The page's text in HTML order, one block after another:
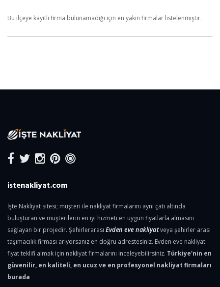
Bu ilçeye kayıtlı firma bulunamadığı için en yakın firmalar listelenmiştir.
istenakliyat.com
İşte Nakliyat sitesi; müşteri ile nakliyat firmalarını aynı çatı altında
buluşturan ve müşterilerin en iyi hizmeti en uygun fiyatlarla almasını
sağlayan bir projedir. Şehirlerarası Evden eve nakliyatveya şehirler arası
taşımacılık firması arıyorsanız en doğru adrestesiniz. Evden eve nakliyat
fiyat teklifi almak için nakliyat firmalarını inceleyebilirsiniz. Türkiye'nin en
güvenilir, en kaliteli, en ucuz ve en profesyonel nakliyat firmaları
burada